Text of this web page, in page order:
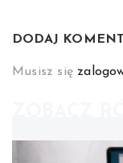
DODAJ
Musisz się